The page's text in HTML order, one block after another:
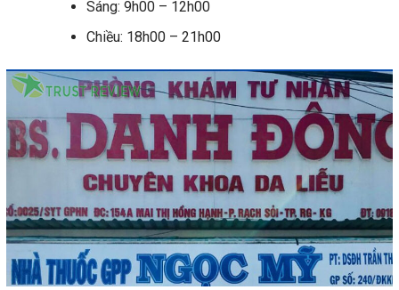
Sáng: 9h00 – 12h00
Chiều: 18h00 – 21h00